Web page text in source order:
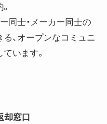
同士・メーカー同士の
、オープンなコミュニ
います。
却窓口